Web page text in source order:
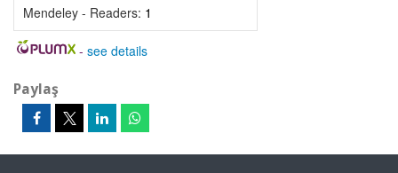
Mendeley - Readers: 1
- see details
Paylaş